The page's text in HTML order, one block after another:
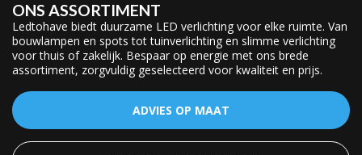
ONS ASSORTIMENT
Ledtohave biedt duurzame LED verlichting voor elke ruimte. Van
bouwlampen en spots tot tuinverlichting en slimme verlichting
voor thuis of zakelijk. Bespaar op energie met ons brede
assortiment, zorgvuldig geselecteerd voor kwaliteit en prijs.
ADVIES OP MAAT